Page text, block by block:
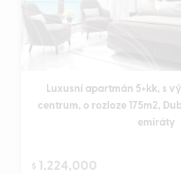
Luxusní apartmán 5+kk, s
centrum, o rozloze 175m2,
emiráty
$ 1,224,000